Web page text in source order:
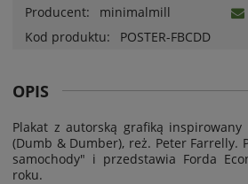
Producent:
minimalmill
Kod produktu:
POSTER-FBCDD
OPIS
Plakat z autorską grafiką inspirowany
(Dumb & Dumber), reż. Peter Farrelly.
samochody" i przedstawia Forda
roku.